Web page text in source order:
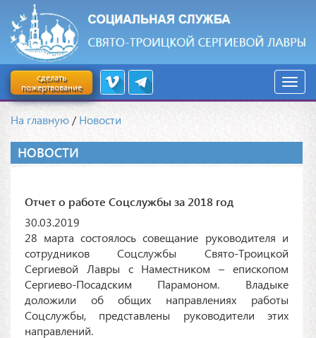
сделать
пожертвование
На главную /Новости
НОВОСТИ
Отчет о работе Соцслужбы за 2018 год
30.03.2019
28 марта состоялось совещание руководителя и
сотрудников Соцслужбы Свято-Троицкой
Сергиевой Лавры с Наместником – епископом
Сергиево-Посадским Парамоном. Владыке
доложили об общих направлениях работы
Соцслужбы, представлены руководители этих
направлений.